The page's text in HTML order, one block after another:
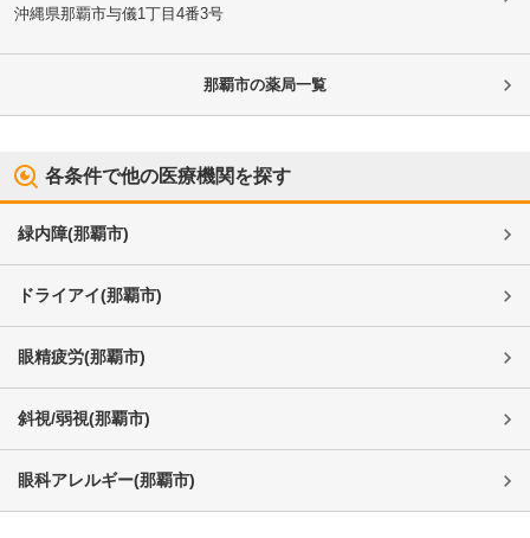
沖縄県那覇市与儀1丁目4番3号
那覇市の薬局一覧
各条件で他の医療機関を探す
緑内障(那覇市)
ドライアイ(那覇市)
眼精疲労(那覇市)
斜視/弱視(那覇市)
眼科アレルギー(那覇市)